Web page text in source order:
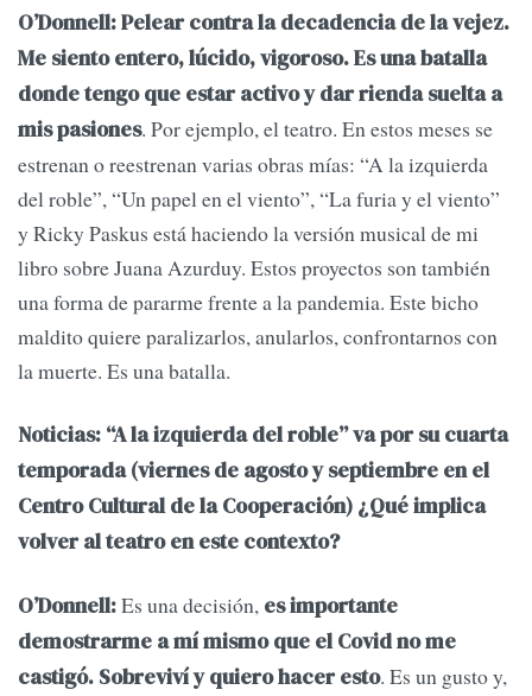
O’Donnell: Pelear contra la decadencia de la vejez.
Me siento entero, lúcido, vigoroso. Es una batalla
donde tengo que estar activo y dar rienda suelta a
mis pasiones. Por ejemplo, el teatro. En estos meses se
estrenan o reestrenan varias obras mías: “A la izquierda
del roble”, “Un papel en el viento”, “La furia y el viento”
y Ricky Paskus está haciendo la versión musical de mi
libro sobre Juana Azurduy. Estos proyectos son también
una forma de pararme frente a la pandemia. Este bicho
maldito quiere paralizarlos, anularlos, confrontarnos con
la muerte. Es una batalla.
Noticias: “A la izquierda del roble” va por su cuarta
temporada (viernes de agosto y septiembre en el
Centro Cultural de la Cooperación) ¿Qué implica
volver al teatro en este contexto?
O’Donnell:Es una decisión, es importante
demostrarme a mí mismo que el Covid no me
castigó. Sobreviví y quiero hacer esto. Es un gusto y,